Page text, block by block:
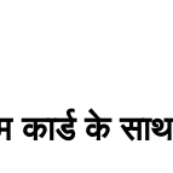
कार्ड के साथ